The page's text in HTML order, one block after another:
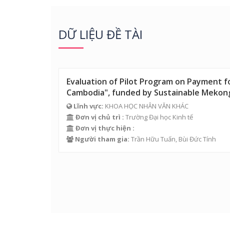
DỮ LIỆU ĐỀ TÀI
Evaluation of Pilot Program on Payment
Cambodia", funded by Sustainable
Lĩnh vực: KHOA HỌC NHÂN VĂN KHÁC
Đơn vị chủ trì : Trường Đại học Kinh tế
Đơn vị thực hiện :
Người tham gia: Trần Hữu Tuấn, Bùi Đức Tính